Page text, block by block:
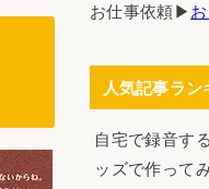
お仕事依頼▶︎
人気記事ラン
自宅で録音す
ッズで作って